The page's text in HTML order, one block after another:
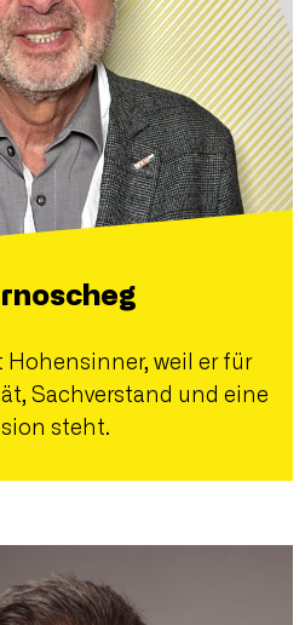
Hohensinner, weil er für
Sachverstand und eine
steht.